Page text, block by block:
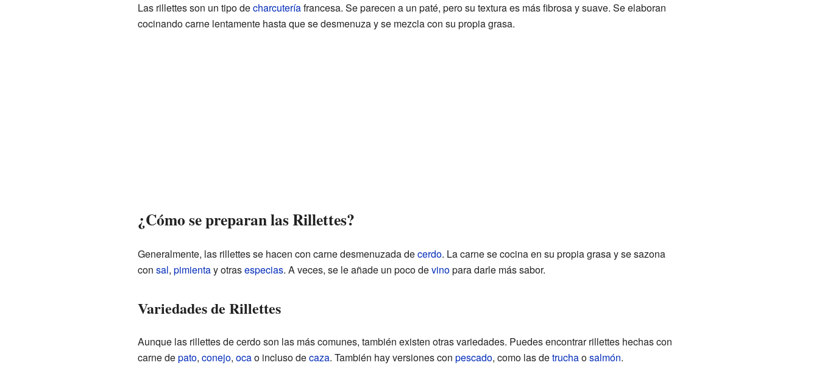
Las rillettes son un tipo decharcuteríafrancesa. Se parecen a un paté, pero su textura es más fibrosa y suave. Se elaboran
cocinando carne lentamente hasta que se desmenuza y se mezcla con su propia grasa.
¿Cómo se preparan las Rillettes?
Generalmente, las rillettes se hacen con carne desmenuzada decerdo. La carne se cocina en su propia grasa y se sazona
con sal, pimientay otrasespecias. A veces, se le añade un poco devinopara darle más sabor.
Variedades de Rillettes
Aunque las rillettes de cerdo son las más comunes, también existen otras variedades. Puedes encontrar rillettes hechas con
carne depato, conejo, ocao incluso decaza. También hay versiones con pescado, como las detruchaosalmón.